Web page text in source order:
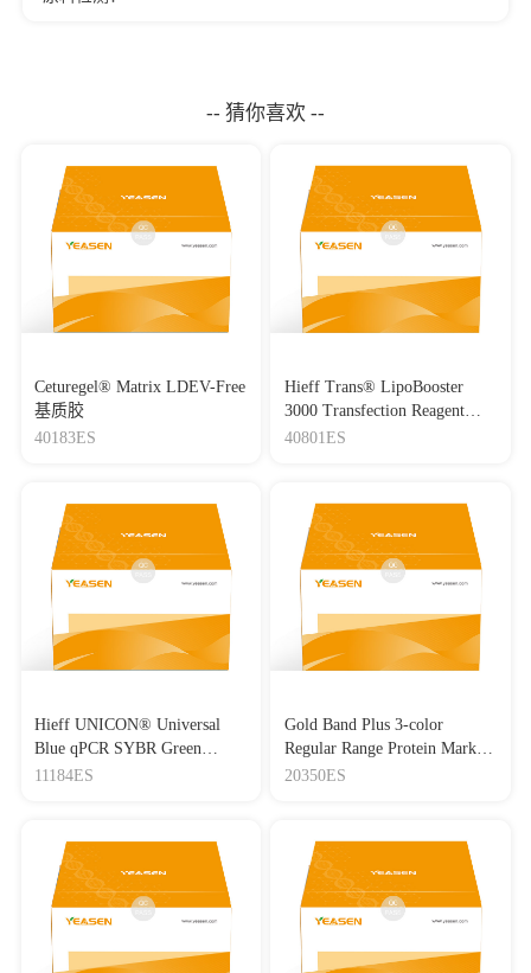
-- 猜你喜欢 --
Ceturegel® Matrix LDEV-Free
基质胶
40183ES
Hieff Trans® LipoBooster
3000 Transfection Reagent
Lipo3000转染试剂
40801ES
Hieff UNICON® Universal
Blue qPCR SYBR Green
Master Mix
11184ES
Gold Band Plus 3-color
Regular Range Protein Marker
(8-180 kDa) 三色预染蛋白质
20350ES